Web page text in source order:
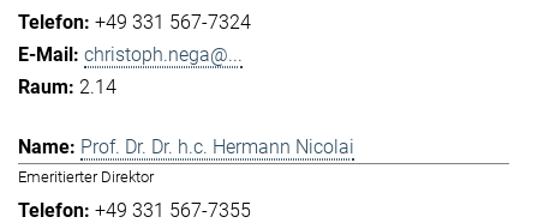
+49 331 567-7324
christoph.nega@...
2.14
Prof. Dr. Dr. h.c. Hermann Nicolai
Emeritierter Direktor
+49 331 567-7355